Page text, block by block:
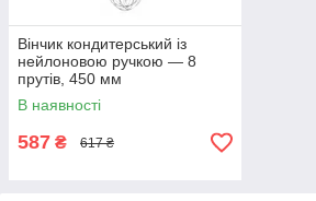
Вінчик кондитерський із
нейлоновою ручкою — 8
прутів, 450 мм
В наявності
587 ₴ 617 ₴